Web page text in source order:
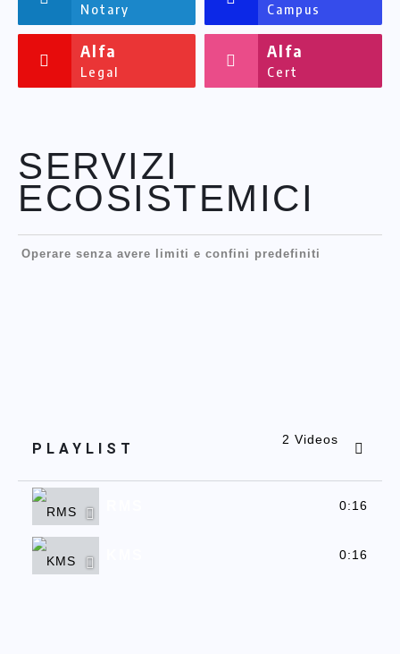
Notary Campus
Alfa
Legal
Alfa
Cert
SERVIZI
ECOSISTEMICI
Operare senza avere limiti e confini predefiniti
PLAYLIST
2 Videos
0:16
0:16